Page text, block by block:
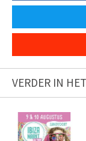
VERDER IN